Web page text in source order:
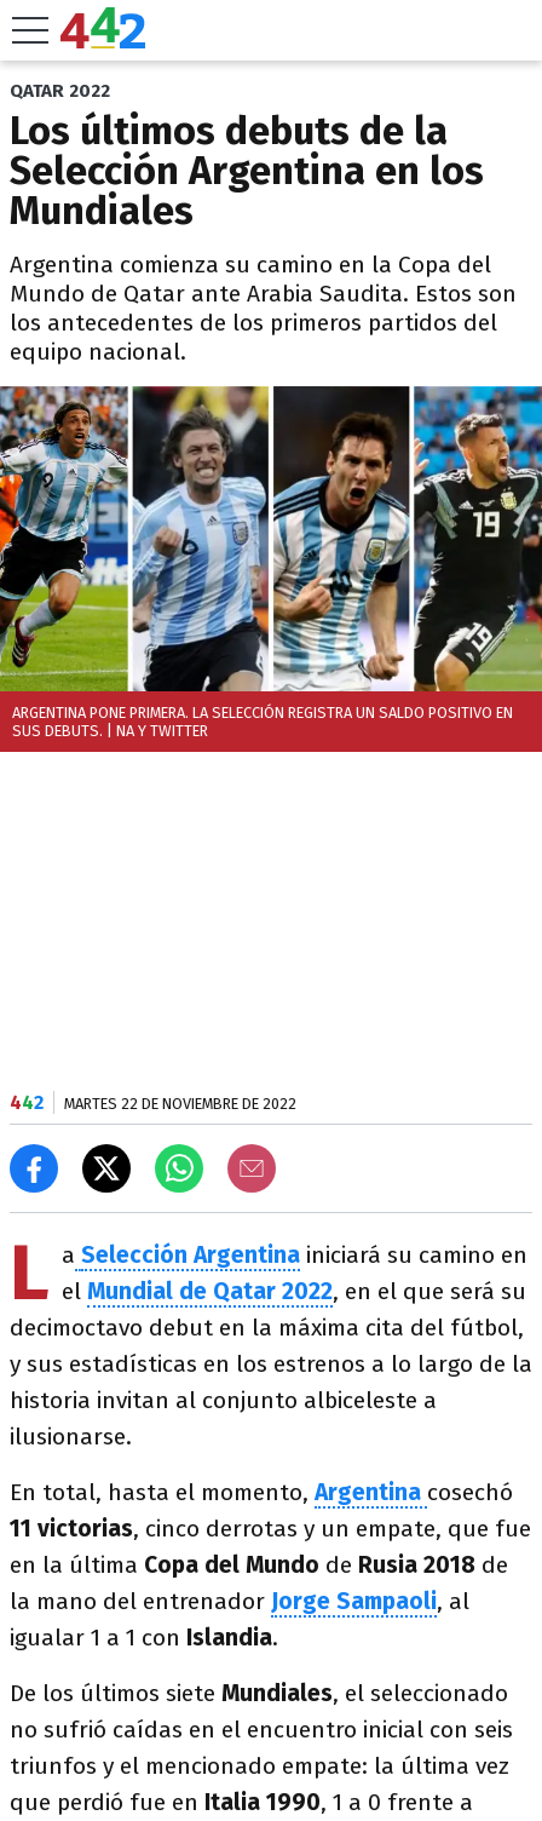
QATAR 2022
Los últimos debuts de la
Selección Argentina en los
Mundiales
Argentina comienza su camino en la Copa del
Mundo de Qatar ante Arabia Saudita. Estos son
los antecedentes de los primeros partidos del
equipo nacional.
ARGENTINA PONE PRIMERA. LA SELECCIÓN REGISTRA UN SALDO POSITIVO EN
SUS DEBUTS. | NA Y TWITTER
442 MARTES 22 DE NOVIEMBRE DE 2022
L a Selección Argentina iniciará su camino en
el Mundial de Qatar 2022, en el que será su
decimoctavo debut en la máxima cita del fútbol,
y sus estadísticas en los estrenos a lo largo de la
historia invitan al conjunto albiceleste a
ilusionarse.
En total, hasta el momento,Argentina cosechó
11 victorias, cinco derrotas y un empate, que fue
en la última Copa del Mundo de Rusia 2018 de
la mano del entrenador Jorge Sampaoli, al
igualar 1 a 1 con Islandia.
De los últimos siete Mundiales, el seleccionado
no sufrió caídas en el encuentro inicial con seis
triunfos y el mencionado empate: la última vez
que perdió fue en Italia 1990, 1 a 0 frente a